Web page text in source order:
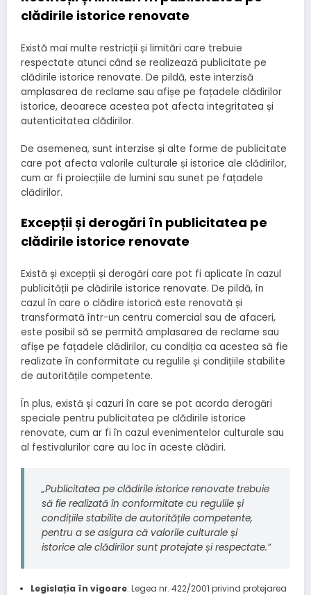
clădirile istorice renovate
Există mai multe restricții și limitări care trebuie
respectate atunci când se realizează publicitate pe
clădirile istorice renovate. De pildă, este interzisă
amplasarea de reclame sau afișe pe fațadele clădirilor
istorice, deoarece acestea pot afecta integritatea și
autenticitatea clădirilor.
De asemenea, sunt interzise și alte forme de publicitate
care pot afecta valorile culturale și istorice ale clădirilor,
cum ar fi proiecțiile de lumini sau sunet pe fațadele
clădirilor.
Excepții și derogări în publicitatea pe
clădirile istorice renovate
Există și excepții și derogări care pot fi aplicate în cazul
publicității pe clădirile istorice renovate. De pildă, în
cazul în care o clădire istorică este renovată și
transformată într-un centru comercial sau de afaceri,
este posibil să se permită amplasarea de reclame sau
afișe pe fațadele clădirilor, cu condiția ca acestea să fie
realizate în conformitate cu regulile și condițiile stabilite
de autoritățile competente.
În plus, există și cazuri în care se pot acorda derogări
speciale pentru publicitatea pe clădirile istorice
renovate, cum ar fi în cazul evenimentelor culturale sau
al festivalurilor care au loc în aceste clădiri.
„Publicitatea pe clădirile istorice renovate trebuie
să fie realizată în conformitate cu regulile și
condițiile stabilite de autoritățile competente,
pentru a se asigura că valorile culturale și
istorice ale clădirilor sunt protejate și respectate.”
Legislația în vigoare: Legea nr. 422/2001 privind protejarea